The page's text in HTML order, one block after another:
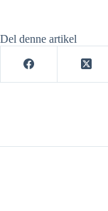
Del denne artikel